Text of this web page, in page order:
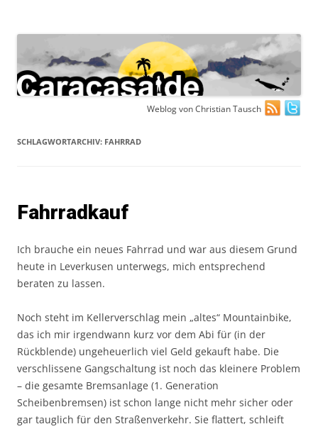
Weblog von Christian Tausch
SCHLAGWORTARCHIV: FAHRRAD
Fahrradkauf
Ich brauche ein neues Fahrrad und war aus diesem Grund
heute in Leverkusen unterwegs, mich entsprechend
beraten zu lassen.
Noch steht im Kellerverschlag mein „altes“ Mountainbike,
das ich mir irgendwann kurz vor dem Abi für (in der
Rückblende) ungeheuerlich viel Geld gekauft habe. Die
verschlissene Gangschaltung ist noch das kleinere Problem
– die gesamte Bremsanlage (1. Generation
Scheibenbremsen) ist schon lange nicht mehr sicher oder
gar tauglich für den Straßenverkehr. Sie flattert, schleift